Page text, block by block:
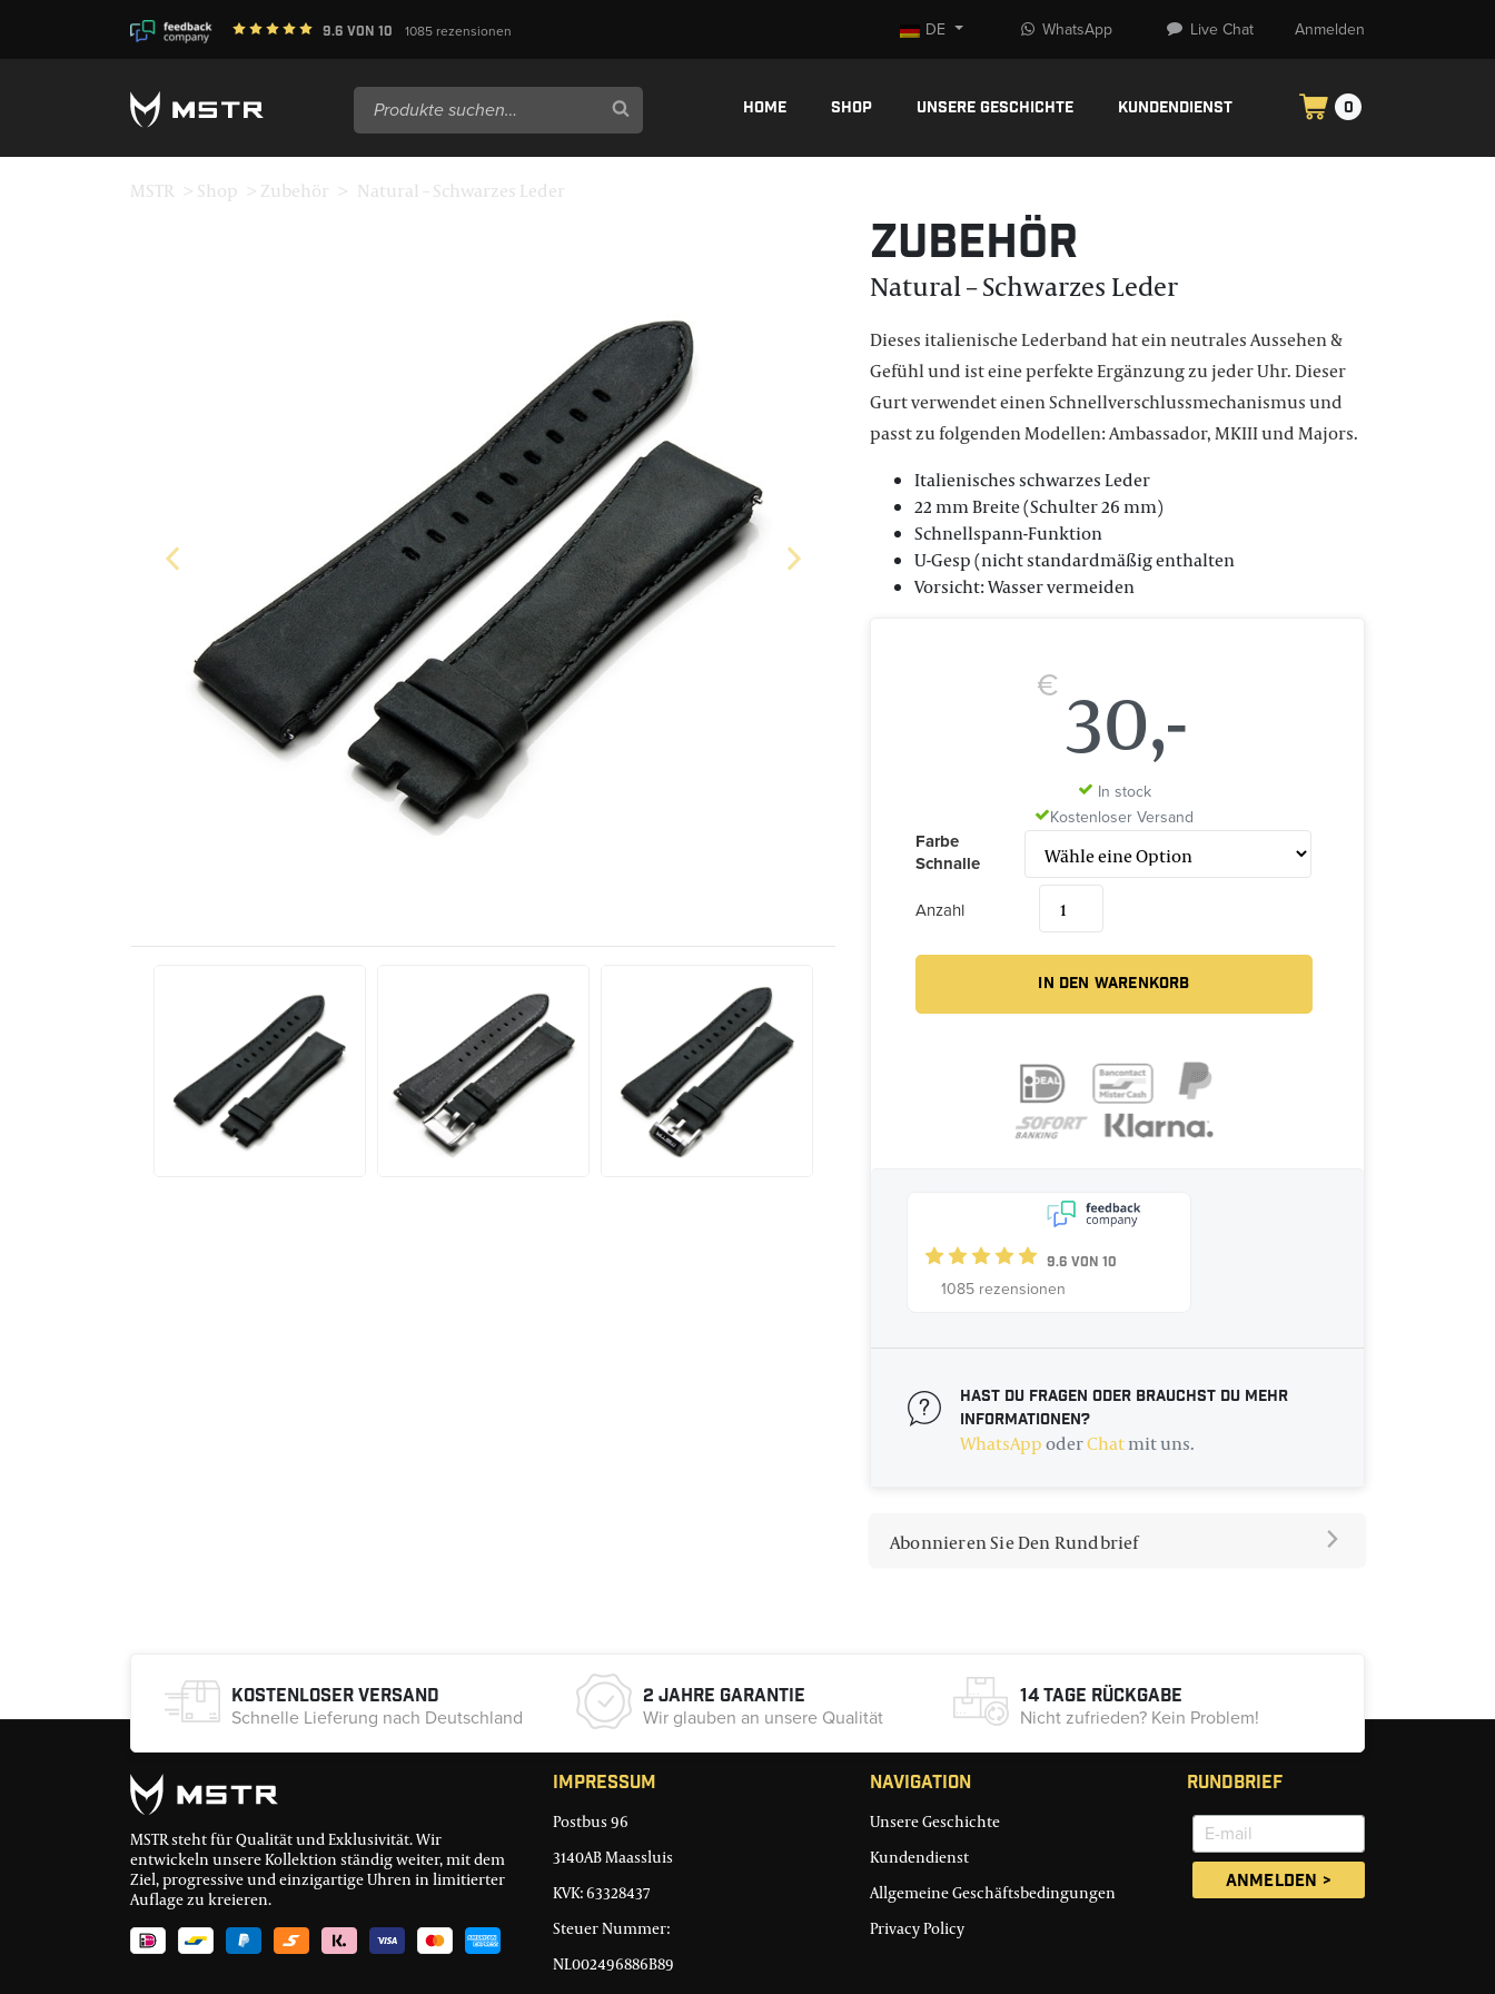
9.6 Von 10 1085 rezensionen DE WhatsApp Live Chat Anmelden
Suche
nach:
Home Shop Unsere Geschichte Kundendienst 0
MSTR > Shop > Zubehör > Natural – Schwarzes Leder
Zubehör
Natural – Schwarzes Leder
Dieses italienische Lederband hat ein neutrales Aussehen &
Gefühl und ist eine perfekte Ergänzung zu jeder Uhr. Dieser
Gurt verwendet einen Schnellverschlussmechanismus und
passt zu folgenden Modellen: Ambassador, MKIII und Majors.
Italienisches schwarzes Leder
22 mm Breite (Schulter 26 mm)
Schnellspann-Funktion
U-Gesp (nicht standardmäßig enthalten
Vorsicht: Wasser vermeiden
€ 30,-
In stock
Kostenloser Versand
Farbe
Schnalle
Anzahl
IN DEN WARENKORB
9.6 Von 10
1085 rezensionen
Hast du Fragen oder brauchst du mehr
Informationen?
WhatsAppoderChatmit uns.
Abonnieren Sie Den Rundbrief
Kostenloser Versand
Schnelle Lieferung nach Deutschland
2 Jahre Garantie
Wir glauben an unsere Qualität
14 Tage Rückgabe
Nicht zufrieden? Kein Problem!
MSTR steht für Qualität und Exklusivität. Wir
entwickeln unsere Kollektion ständig weiter, mit dem
Ziel, progressive und einzigartige Uhren in limitierter
Auflage zu kreieren.
Impressum
Postbus 96
3140AB Maassluis
KVK: 63328437
Steuer Nummer:
NL002496886B89
Navigation
Unsere Geschichte
Kundendienst
Allgemeine Geschäftsbedingungen
Privacy Policy
Rundbrief